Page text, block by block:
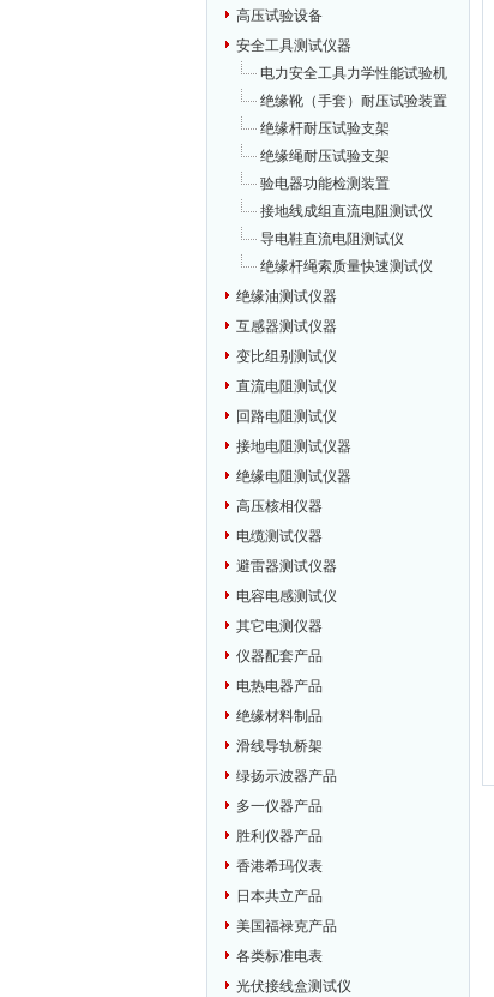
高压试验设备
安全工具测试仪器
电力安全工具力学性能试验机
绝缘靴（手套）耐压试验装置
绝缘杆耐压试验支架
绝缘绳耐压试验支架
验电器功能检测装置
接地线成组直流电阻测试仪
导电鞋直流电阻测试仪
绝缘杆绳索质量快速测试仪
绝缘油测试仪器
互感器测试仪器
变比组别测试仪
直流电阻测试仪
回路电阻测试仪
接地电阻测试仪器
绝缘电阻测试仪器
高压核相仪器
电缆测试仪器
避雷器测试仪器
电容电感测试仪
其它电测仪器
仪器配套产品
电热电器产品
绝缘材料制品
滑线导轨桥架
绿扬示波器产品
多一仪器产品
胜利仪器产品
香港希玛仪表
日本共立产品
美国福禄克产品
各类标准电表
光伏接线盒测试仪